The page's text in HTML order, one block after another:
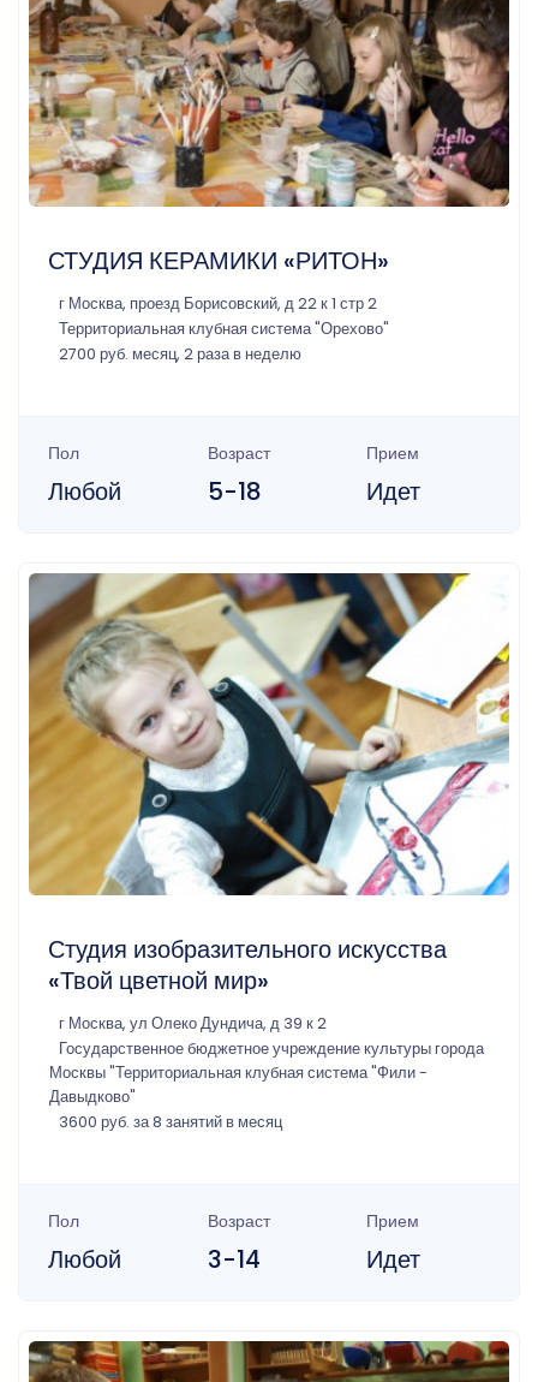
СТУДИЯ КЕРАМИКИ «РИТОН»
г Москва, проезд Борисовский, д 22 к 1 стр 2
Территориальная клубная система "Орехово"
2700 руб. месяц, 2 раза в неделю
Пол
Любой
Возраст
5-18
Прием
Идет
Студия изобразительного искусства
«Твой цветной мир»
г Москва, ул Олеко Дундича, д 39 к 2
Государственное бюджетное учреждение культуры города
Москвы "Территориальная клубная система "Фили -
Давыдково"
3600 руб. за 8 занятий в месяц
Пол
Любой
Возраст
3-14
Прием
Идет